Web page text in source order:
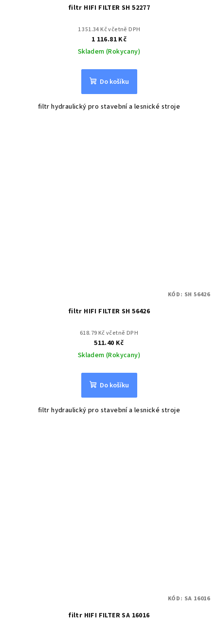
filtr HIFI FILTER SH 52277
1 351.34 Kč včetně DPH
1 116.81 Kč
Skladem (Rokycany)
Do košíku
filtr hydraulický pro stavební a lesnické stroje
filtr HIFI FILTER SH 56426
618.79 Kč včetně DPH
511.40 Kč
Skladem (Rokycany)
Do košíku
filtr hydraulický pro stavební a lesnické stroje
KÓD: SH 56426
filtr HIFI FILTER SA 16016
KÓD: SA 16016